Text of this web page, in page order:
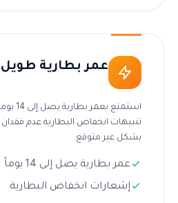
عمر بطارية طويل
تنبيهات انخفاض البطارية عدم فقدان
بشكل غير متوقع.
عمر بطارية يصل إلى 14 يوماً
إشعارات انخفاض البطارية